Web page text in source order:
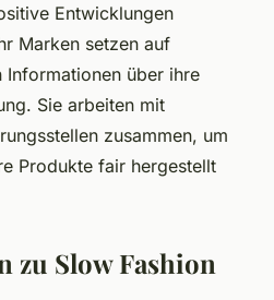
Entwicklungen
Marken setzen auf
Informationen über ihre
Sie arbeiten mit
zusammen, um
Produkte fair hergestellt
zu Slow Fashion